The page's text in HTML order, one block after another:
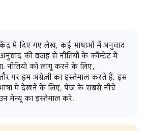
में दिए गए लेख, कई भाषाओं में अनुवाद
की वजह से नीतियों के कॉन्टेंट में
नीतियों को लागू करने के लिए,
पर हम अंग्रेज़ी का इस्तेमाल करते हैं. इस
में देखने के लिए, पेज के सबसे नीचे
मेन्यू का इस्तेमाल करें.